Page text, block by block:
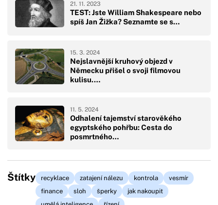
TEST: Jste William Shakespeare nebo
spíš Jan Žižka? Seznamte se s…
21. 11. 2023
Nejslavnější kruhový objezd v
Německu přišel o svoji filmovou
kulisu.…
15. 3. 2024
Odhalení tajemství starověkého
egyptského pohřbu: Cesta do
posmrtného…
11. 5. 2024
Štítky recyklace zatajení nálezu kontrola
vesmír
finance
sloh šperky
jak nakoupit